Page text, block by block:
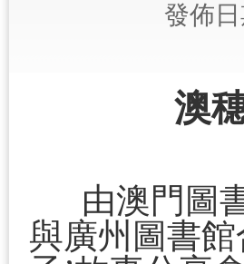
發佈
澳
由澳門圖
與廣州圖書